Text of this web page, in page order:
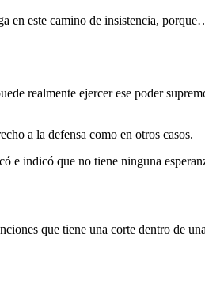
en este camino de insistencia,
realmente ejercer ese poder
a la defensa como en otros casos.
e indicó que no tiene ninguna
que tiene una corte dentro de